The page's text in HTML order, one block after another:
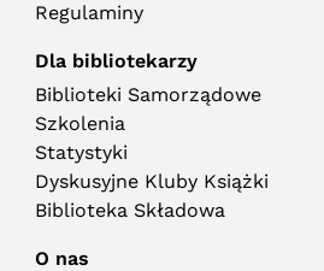
Regulaminy
Dla bibliotekarzy
Biblioteki Samorządowe
Szkolenia
Statystyki
Dyskusyjne Kluby Książki
Biblioteka Składowa
O nas